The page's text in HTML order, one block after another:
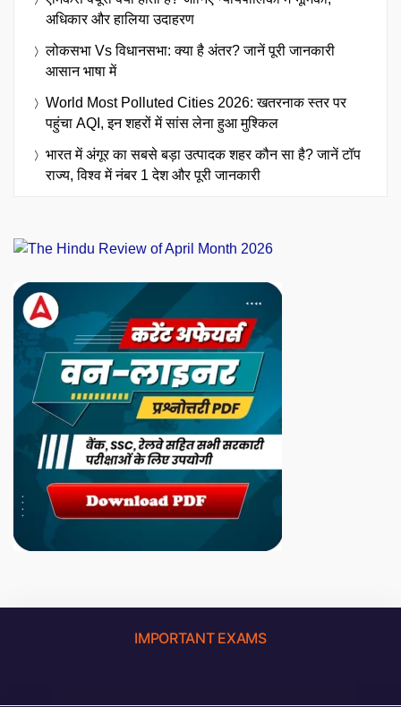
अधिकार और हालिया उदाहरण
लोकसभा Vs विधानसभा: क्या है अंतर? जानें पूरी जानकारी
आसान भाषा में
World Most Polluted Cities 2026: खतरनाक स्तर पर
पहुंचा AQI, इन शहरों में सांस लेना हुआ मुश्किल
भारत में अंगूर का सबसे बड़ा उत्पादक शहर कौन सा है? जानें टॉप
राज्य, विश्व में नंबर 1 देश और पूरी जानकारी
IMPORTANT EXAMS